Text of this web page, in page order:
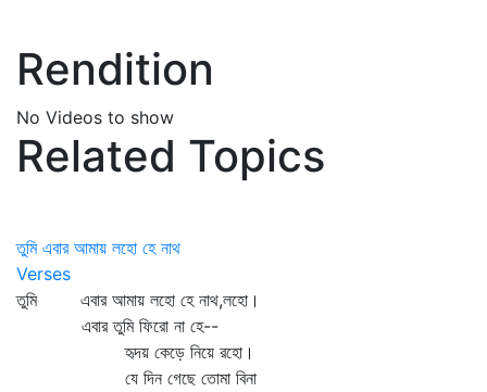
Rendition
No Videos to show
Related Topics
তুমি এবার আমায় লহো হে নাথ
Verses
তুমি এবার আমায় লহো হে নাথ,লহো।
এবার তুমি ফিরো না হে--
হৃদয় কেড়ে নিয়ে রহো।
যে দিন গেছে তোমা বিনা